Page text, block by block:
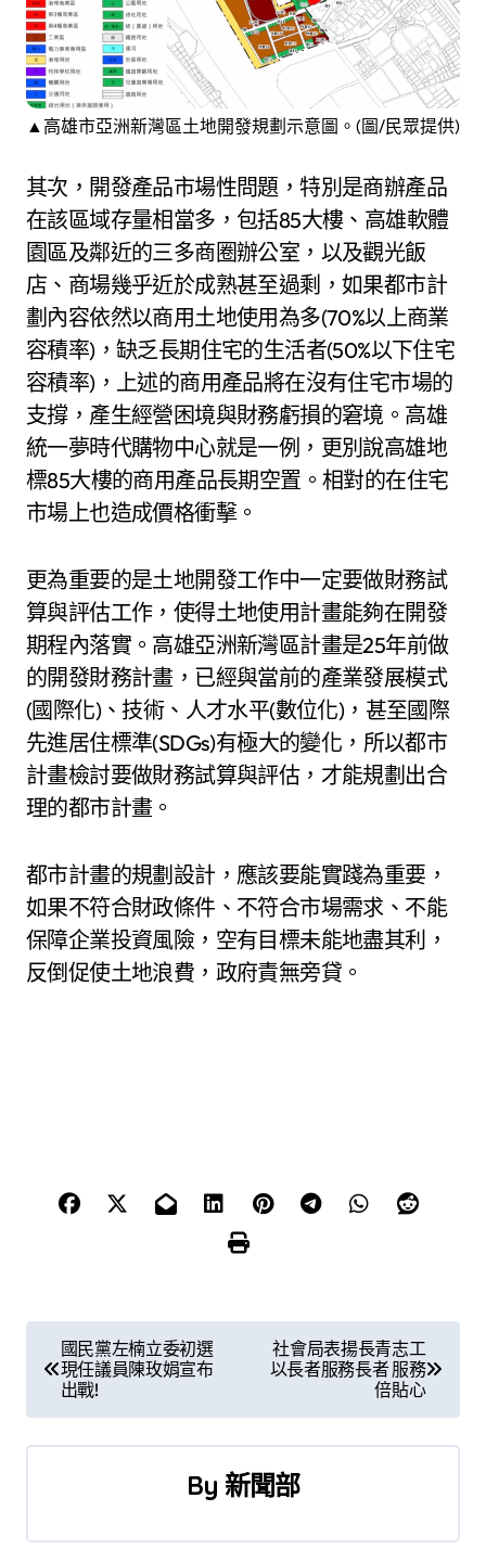
▲高雄市亞洲新灣區土地開發規劃示意圖。(圖/民眾提供)
其次，開發產品市場性問題，特別是商辦產品
在該區域存量相當多，包括85大樓、高雄軟體
園區及鄰近的三多商圈辦公室，以及觀光飯
店、商場幾乎近於成熟甚至過剩，如果都市計
劃內容依然以商用土地使用為多(70%以上商業
容積率)，缺乏長期住宅的生活者(50%以下住宅
容積率)，上述的商用產品將在沒有住宅市場的
支撐，產生經營困境與財務虧損的窘境。高雄
統一夢時代購物中心就是一例，更別說高雄地
標85大樓的商用產品長期空置。相對的在住宅
市場上也造成價格衝擊。
更為重要的是土地開發工作中一定要做財務試
算與評估工作，使得土地使用計畫能夠在開發
期程內落實。高雄亞洲新灣區計畫是25年前做
的開發財務計畫，已經與當前的產業發展模式
(國際化)、技術、人才水平(數位化)，甚至國際
先進居住標準(SDGs)有極大的變化，所以都市
計畫檢討要做財務試算與評估，才能規劃出合
理的都市計畫。
都市計畫的規劃設計，應該要能實踐為重要，
如果不符合財政條件、不符合市場需求、不能
保障企業投資風險，空有目標未能地盡其利，
反倒促使土地浪費，政府責無旁貸。
章
導
國民黨左楠立委初選
現任議員陳玫娟宣布
出戰!
社會局表揚長青志工
以長者服務長者 服務
倍貼心
By 新聞部